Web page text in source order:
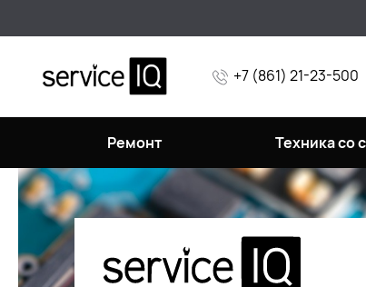
+7 (861) 21-23-500
Ремонт Техника со